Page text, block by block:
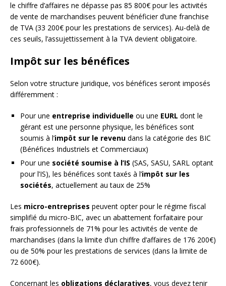
le chiffre d’affaires ne dépasse pas 85 800€ pour les activités
de vente de marchandises peuvent bénéficier d’une franchise
de TVA (33 200€ pour les prestations de services). Au-delà de
ces seuils, l’assujettissement à la TVA devient obligatoire.
Impôt sur les bénéfices
Selon votre structure juridique, vos bénéfices seront imposés
différemment :
Pour une entreprise individuelle ou une EURL dont le
gérant est une personne physique, les bénéfices sont
soumis à l’impôt sur le revenu dans la catégorie des BIC
(Bénéfices Industriels et Commerciaux)
Pour une société soumise à l’IS (SAS, SASU, SARL optant
pour l’IS), les bénéfices sont taxés à l’impôt sur les
sociétés, actuellement au taux de 25%
Les micro-entreprises peuvent opter pour le régime fiscal
simplifié du micro-BIC, avec un abattement forfaitaire pour
frais professionnels de 71% pour les activités de vente de
marchandises (dans la limite d’un chiffre d’affaires de 176 200€)
ou de 50% pour les prestations de services (dans la limite de
72 600€).
Concernant les obligations déclaratives, vous devez tenir